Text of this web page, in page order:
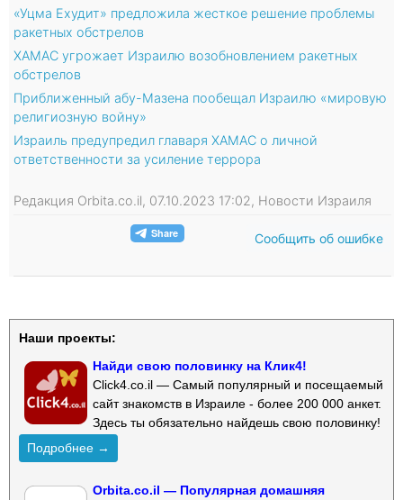
«Уцма Ехудит» предложила жесткое решение проблемы
ракетных обстрелов
ХАМАС угрожает Израилю возобновлением ракетных
обстрелов
Приближенный абу-Мазена пообещал Израилю «мировую
религиозную войну»
Израиль предупредил главаря ХАМАС о личной
ответственности за усиление террора
Редакция Orbita.co.il, 07.10.2023 17:02, Новости Израиля
Сообщить об ошибке
Наши проекты:
Найди свою половинку на Клик4!
Click4.co.il — Самый популярный и посещаемый
сайт знакомств в Израиле - более 200 000 анкет.
Здесь ты обязательно найдешь свою половинку!
Подробнее →
Orbita.co.il — Популярная домашняя